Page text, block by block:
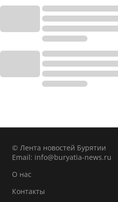
© Лента новостей Бурятии
Email: info@buryatia-news.ru
О нас
Контакты